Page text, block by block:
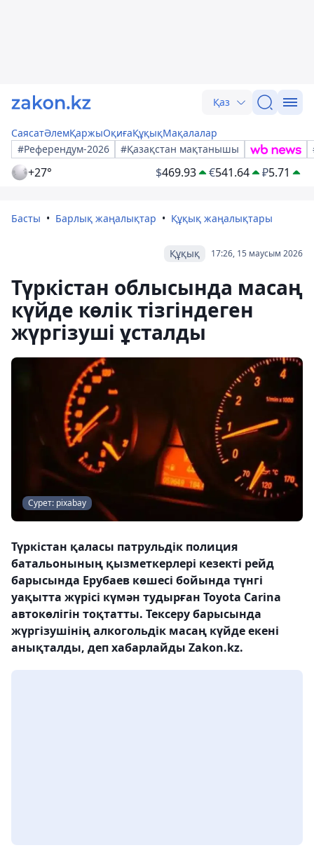
Қаз
СаясатӘлемҚаржыОқиғаҚұқықМақалалар
#Референдум-2026
#Қазақстан мақтанышы
+27° $469.93 €541.64 ₽5.71
Басты Барлық жаңалықтар Құқық жаңалықтары
17:26, 15 маусым 2026
Құқық
Түркіcтан облысында масаң
күйде көлік тізгіндеген
жүргізуші ұсталды
Сурет: pixabay
Түркістан қаласы патрульдік полиция
батальонының қызметкерлері кезекті рейд
барысында Ерубаев көшесі бойында түнгі
уақытта жүрісі күмән тудырған Toyota Carina
автокөлігін тоқтатты. Тексеру барысында
жүргізушінің алкогольдік масаң күйде екені
анықталды, деп хабарлайды Zakon.kz.